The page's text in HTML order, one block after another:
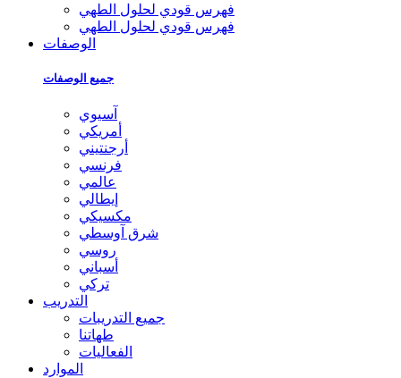
فهرس قودي لحلول الطهي
فهرس قودي لحلول الطهي
الوصفات
جميع الوصفات
آسيوي
أمريكي
أرجنتيني
فرنسي
عالمي
إيطالي
مكسيكي
شرق آوسطي
روسي
أسباني
تركي
التدريب
جميع التدريبات
طهاتنا
الفعاليات
الموارد